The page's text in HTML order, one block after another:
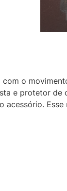
o
e protetor de
acessório.